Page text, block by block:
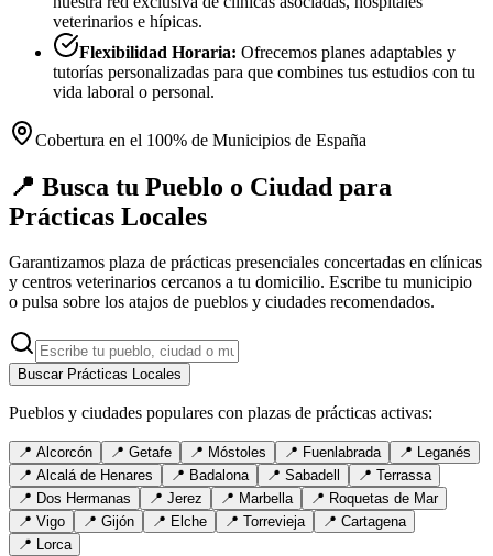
veterinarios e hípicas.
Flexibilidad Horaria: Ofrecemos planes adaptables y
tutorías personalizadas para que combines tus estudios con tu
vida laboral o personal.
Cobertura en el 100% de Municipios de España
📍 Busca tu Pueblo o Ciudad para
Prácticas Locales
Garantizamos plaza de prácticas presenciales concertadas en clínicas
y centros veterinarios cercanos a tu domicilio. Escribe tu municipio
o pulsa sobre los atajos de pueblos y ciudades recomendados.
Buscar Prácticas Locales
Pueblos y ciudades populares con plazas de prácticas activas:
📍 Alcorcón 📍 Getafe 📍 Móstoles 📍 Fuenlabrada 📍 Leganés
📍 Alcalá de Henares 📍 Badalona 📍 Sabadell 📍 Terrassa
📍 Dos Hermanas 📍 Jerez 📍 Marbella 📍 Roquetas de Mar
📍 Vigo 📍 Gijón 📍 Elche 📍 Torrevieja 📍 Cartagena
📍 Lorca